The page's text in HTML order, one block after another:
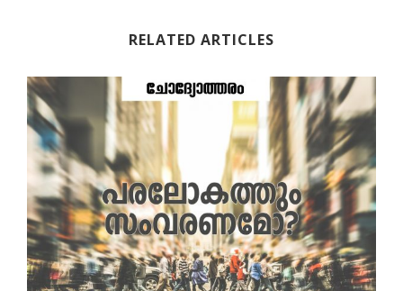
RELATED ARTICLES